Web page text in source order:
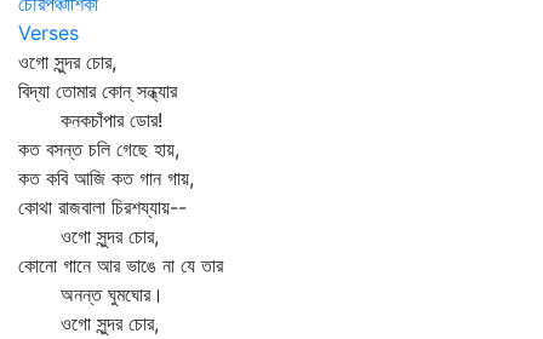
Verses
ওগো সুন্দর চোর,
বিদ্যা তোমার কোন্‌ সন্ধ্যার
কনকচাঁপার ডোর!
কত বসন্ত চলি গেছে হায়,
কত কবি আজি কত গান গায়,
কোথা রাজবালা চিরশয্যায়--
ওগো সুন্দর চোর,
কোনো গানে আর ভাঙে না যে তার
অনন্ত ঘুমঘোর।
ওগো সুন্দর চোর,